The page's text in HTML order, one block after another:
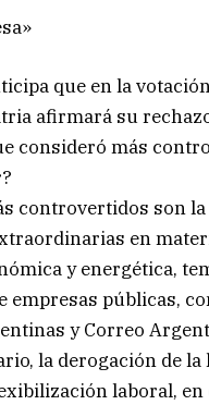
que en la
afirmará su
consideró más
controvertidos son
en
y energética,
empresas públicas,
y Correo
la derogación de la
laboral, en